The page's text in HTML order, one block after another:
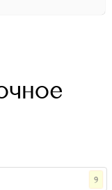
9